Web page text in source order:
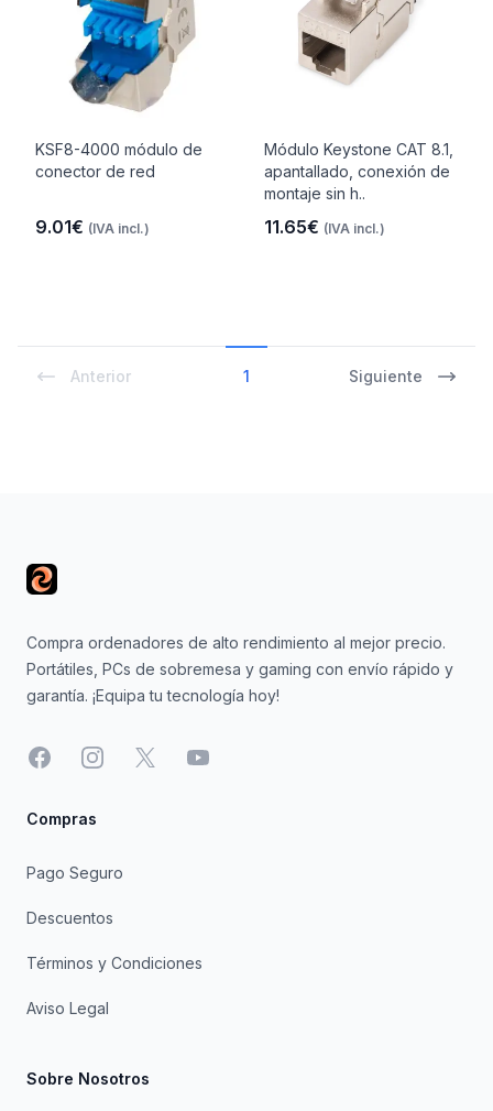
KSF8-4000 módulo de
conector de red
9.01€ (IVA incl.)
Módulo Keystone CAT 8.1,
apantallado, conexión de
montaje sin h..
11.65€ (IVA incl.)
Anterior 1 Siguiente
Compra ordenadores de alto rendimiento al mejor precio.
Portátiles, PCs de sobremesa y gaming con envío rápido y
garantía. ¡Equipa tu tecnología hoy!
FacebookInstagram
X YouTube
Compras
Pago Seguro
Descuentos
Términos y Condiciones
Aviso Legal
Sobre Nosotros